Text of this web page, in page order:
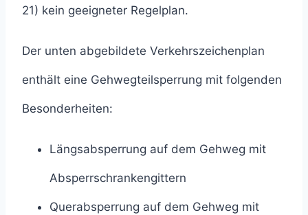
21) kein geeigneter Regelplan.
Der unten abgebildete Verkehrszeichenplan
enthält eine Gehwegteilsperrung mit folgenden
Besonderheiten:
Längsabsperrung auf dem Gehweg mit
Absperrschrankengittern
Querabsperrung auf dem Gehweg mit